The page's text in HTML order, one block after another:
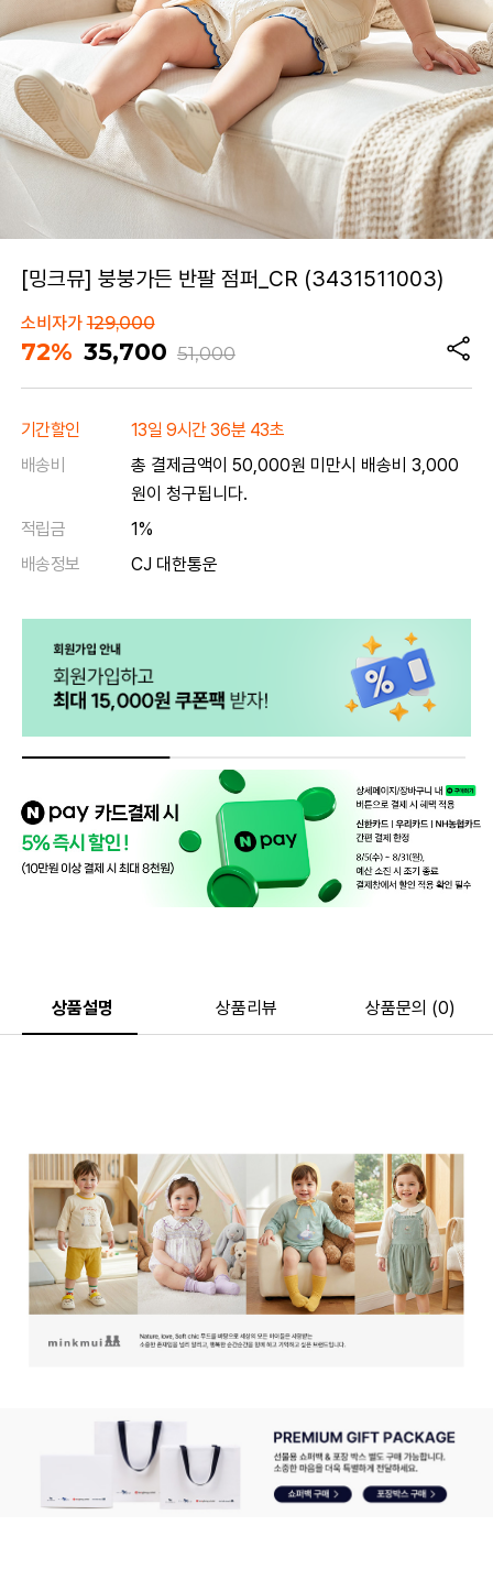
[밍크뮤] 붕붕가든 반팔 점퍼_CR (3431511003)
소비자가129,000
72% 35,700 51,000
기간할인
13일 9시간 36분 43초
배송비
총 결제금액이 50,000원 미만시 배송비 3,000
원이 청구됩니다.
적립금
1%
배송정보
CJ 대한통운
상품설명 상품리뷰 상품문의 (0)